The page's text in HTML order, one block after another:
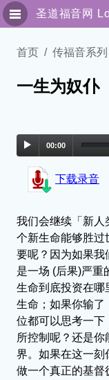
圣道福音网
圣灵与属灵人
专题讯息
解经园地
独立讯息
细说主恩
联络我们
繁體版
首页 传福音系列
一生为奴仆
00:00
下载录音
我们会继续「新人
个新生命能够胜过
要呢？因为如果我
是一场 (后果)严重
生命到底投资在哪
生命；如果你输了
位都可以思考一下
所控制呢？还是
界。如果在这一刻
做一个真正的基督